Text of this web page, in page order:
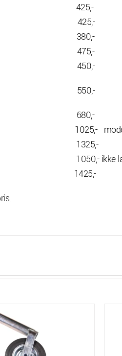
425,-
425,-
380,-
475,-
450,-
550,-
680,-
model m sort
* 1325,-
ikke lager,
* 1425,-